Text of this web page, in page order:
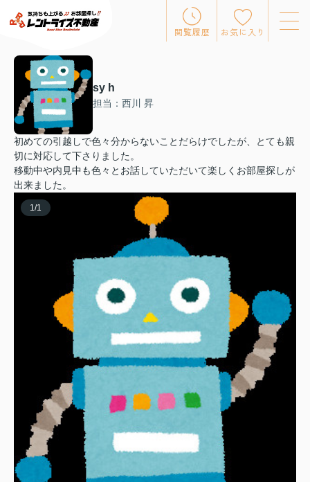
閲覧履歴 お気に入り
sy h
担当：西川 昇
初めての引越しで色々分からないことだらけでしたが、とても親
切に対応して下さりました。
移動中や内見中も色々とお話していただいて楽しくお部屋探しが
出来ました。
1 /1